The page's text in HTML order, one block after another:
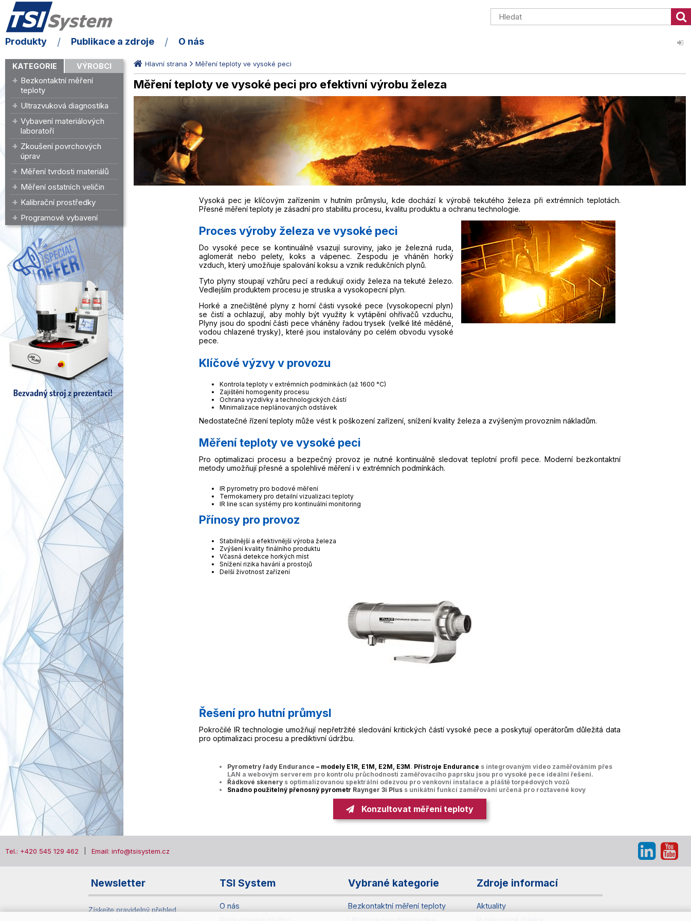
Produkty Publikace a zdroje O nás
KATEGORIE VÝROBCI
Bezkontaktní měření
teploty
Ultrazvuková diagnostika
Vybavení materiálových
laboratoří
Zkoušení povrchových
úprav
Měření tvrdosti materiálů
Měření ostatních veličin
Kalibrační prostředky
Programové vybavení
Hlavní strana Měření teploty ve vysoké peci
Měření teploty ve vysoké peci pro efektivní výrobu železa
Vysoká pec je klíčovým zařízením v hutním průmyslu, kde dochází k výrobě tekutého železa při extrémních teplotách.
Přesné měření teploty je zásadní pro stabilitu procesu, kvalitu produktu a ochranu technologie.
Proces výroby železa ve vysoké peci
Do vysoké pece se kontinuálně vsazují suroviny, jako je železná ruda,
aglomerát nebo pelety, koks a vápenec. Zespodu je vháněn horký
vzduch, který umožňuje spalování koksu a vznik redukčních plynů.
Tyto plyny stoupají vzhůru pecí a redukují oxidy železa na tekuté železo.
Vedlejším produktem procesu je struska a vysokopecní plyn.
Horké a znečištěné plyny z horní části vysoké pece (vysokopecní plyn)
se čistí a ochlazují, aby mohly být využity k vytápění ohřívačů vzduchu,
Plyny jsou do spodní části pece vháněny řadou trysek (velké lité měděné,
vodou chlazené trysky), které jsou instalovány po celém obvodu vysoké
pece.
Klíčové výzvy v provozu
Kontrola teploty v extrémních podmínkách (až 1600 °C)
Zajištění homogenity procesu
Ochrana vyzdívky a technologických částí
Minimalizace neplánovaných odstávek
Nedostatečné řízení teploty může vést k poškození zařízení, snížení kvality železa a zvýšeným provozním nákladům.
Měření teploty ve vysoké peci
Pro optimalizaci procesu a bezpečný provoz je nutné kontinuálně sledovat teplotní profil pece. Moderní bezkontaktní
metody umožňují přesné a spolehlivé měření i v extrémních podmínkách.
IR pyrometry pro bodové měření
Termokamery pro detailní vizualizaci teploty
IR line scan systémy pro kontinuální monitoring
Přínosy pro provoz
Stabilnější a efektivnější výroba železa
Zvýšení kvality finálního produktu
Včasná detekce horkých míst
Snížení rizika havárií a prostojů
Delší životnost zařízení
Řešení pro hutní průmysl
Pokročilé IR technologie umožňují nepřetržité sledování kritických částí vysoké pece a poskytují operátorům důležitá data
pro optimalizaci procesu a prediktivní údržbu.
Pyrometry řady Endurance – modely E1R, E1M, E2M, E3M. Přístroje Endurance s integrovaným video zaměřováním přes
LAN a webovým serverem pro kontrolu průchodnosti zaměřovacího paprsku jsou pro vysoké pece ideální řešení.
Řádkové skenery s optimalizovanou spektrální odezvou pro venkovní instalace a pláště torpédových vozů
Snadno použitelný přenosný pyrometr Raynger 3i Plus s unikátní funkcí zaměřování určená pro roztavené kovy
Konzultovat měření teploty
Tel.: +420 545 129 462 Email: info@tsisystem.cz
Newsletter
Získejte pravidelný přehled
TSI System
O nás
Vybrané kategorie
Bezkontaktní měření teploty
Zdroje informací
Aktuality